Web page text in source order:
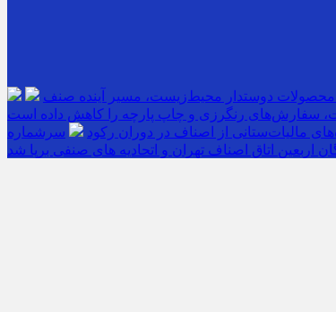
دوستدار محیط‌زیست، مسیر آینده صنف
سفارش‌های رنگرزی و چاپ پارچه را کاهش داده است
مالیات‌ستانی از اصناف در دوران رکود
اربعین اتاق اصناف تهران و اتحادیه های صنفی برپا شد